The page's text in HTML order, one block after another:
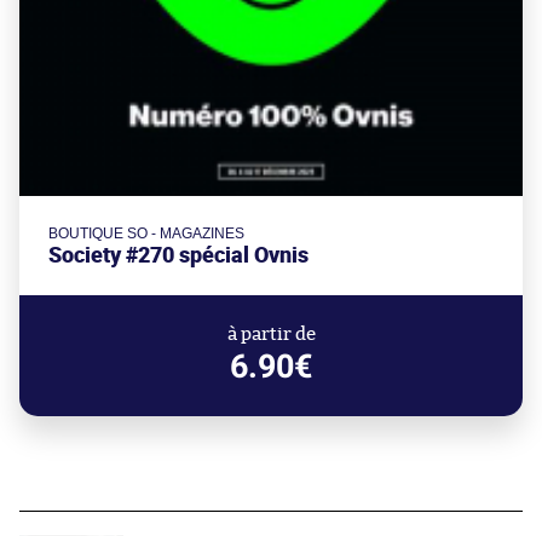
BOUTIQUE SO - MAGAZINES
Society #270 spécial Ovnis
à partir de
6.90€